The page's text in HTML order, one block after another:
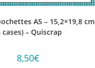
A5 – 15,2×19,8 cm
cases) – Quiscrap
8,50€